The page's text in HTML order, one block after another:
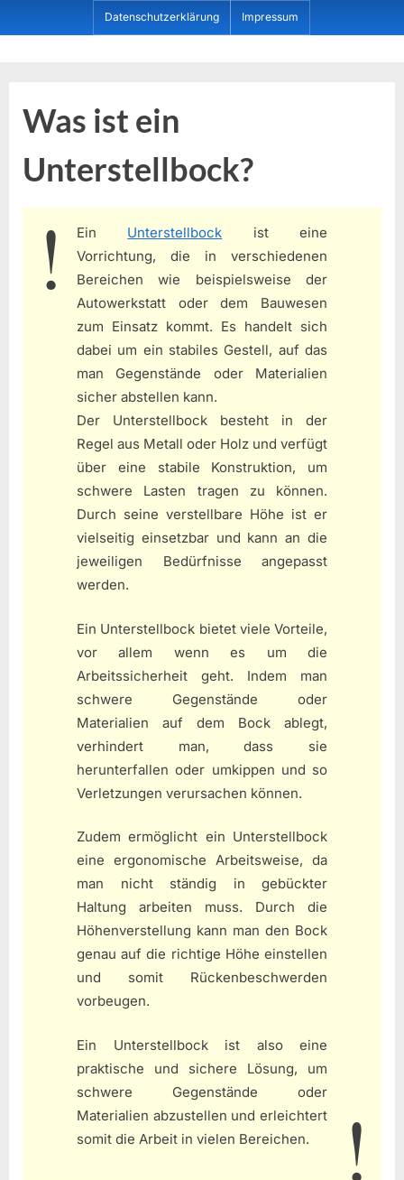
to
Datenschutzerklärung Impressum
Was ist ein
Unterstellbock?
Ein Unterstellbock ist eine
Vorrichtung, die in verschiedenen
Bereichen wie beispielsweise der
Autowerkstatt oder dem Bauwesen
zum Einsatz kommt. Es handelt sich
dabei um ein stabiles Gestell, auf das
man Gegenstände oder Materialien
sicher abstellen kann.
Der Unterstellbock besteht in der
Regel aus Metall oder Holz und verfügt
über eine stabile Konstruktion, um
schwere Lasten tragen zu können.
Durch seine verstellbare Höhe ist er
vielseitig einsetzbar und kann an die
jeweiligen Bedürfnisse angepasst
werden.
Ein Unterstellbock bietet viele Vorteile,
vor allem wenn es um die
Arbeitssicherheit geht. Indem man
schwere Gegenstände oder
Materialien auf dem Bock ablegt,
verhindert man, dass sie
herunterfallen oder umkippen und so
Verletzungen verursachen können.
Zudem ermöglicht ein Unterstellbock
eine ergonomische Arbeitsweise, da
man nicht ständig in gebückter
Haltung arbeiten muss. Durch die
Höhenverstellung kann man den Bock
genau auf die richtige Höhe einstellen
und somit Rückenbeschwerden
vorbeugen.
Ein Unterstellbock ist also eine
praktische und sichere Lösung, um
schwere Gegenstände oder
Materialien abzustellen und erleichtert
somit die Arbeit in vielen Bereichen.